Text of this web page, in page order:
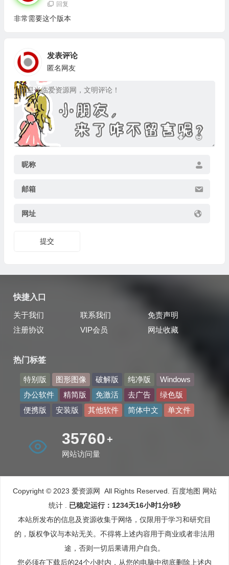
回复
非常需要这个版本
发表评论
匿名网友
昵称
邮箱
网址
提交
快捷入口
关于我们 联系我们
免责声明
注册协议
VIP会员 网址收藏
热门标签
特别版 图形图像 破解版 纯净版
Windows
办公软件
精简版 免激活 去广告
绿色版
便携版
安装版 其他软件 简体中文 单文件
45093 +
网站访问量
Copyright © 2023 爱资源网 All Rights Reserved. 百度地图 网站
统计. 已稳定运行：1234天16小时1分10秒
本站所发布的信息及资源收集于网络，仅限用于学习和研究目
的，版权争议与本站无关。不得将上述内容用于商业或者非法用
途，否则一切后果请用户自负。
您必须在下载后的24个小时内，从您的电脑中彻底删除上述内